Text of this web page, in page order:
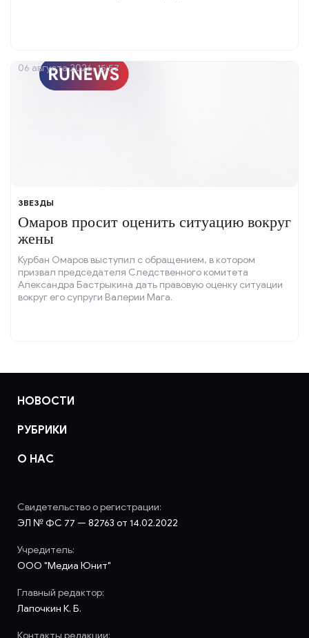
ЗВЕЗДЫ
Омаров просит оценить ситуацию вокруг
жены
Курбан Омаров выступил с обращением, в котором
призвал председателя Следственного комитета
Александра Бастрыкина дать правовую оценку ситуации
вокруг его супруги Валерии Мага.
06 августа 2026, 15:57
НОВОСТИ
РУБРИКИ
О НАС
Свидетельство о регистрации:
ЭЛ № ФС 77 — 82763 от 14.02.2022
Учредитель:
ООО "Медиа Юнит"
Главный редактор:
Лапочкин К. Б.
Контакты редакции: